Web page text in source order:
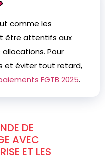
comme les
être attentifs aux
Pour
et éviter tout retard,
FGTB 2025.
DE
AVEC
ET LES